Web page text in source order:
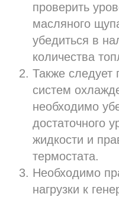
проверить
масляного
убедиться в
количества
Также следует
систем
необходимо
достаточного
жидкости и
термостата.
Необходимо
нагрузки к